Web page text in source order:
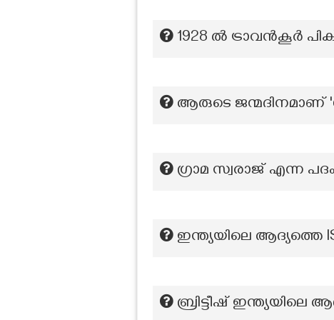
1928 ൽ ട്രാവൻകൂർ
ആരുടെ ജന്മദിനമാണ്
ഗ്രാമ സ്വരാജ് എന്ന
ഇന്ത്യയിലെ ആദ്യത്തെ
ബ്രിട്ടീഷ്